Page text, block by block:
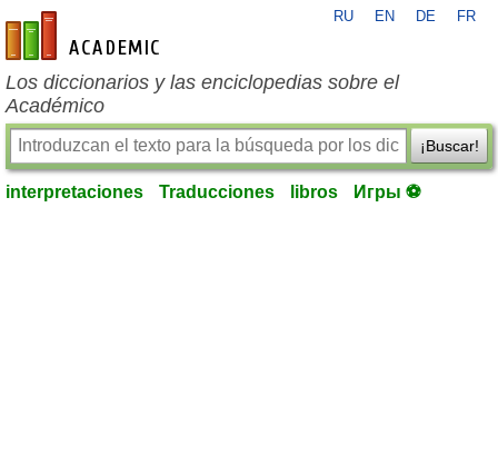
es-academic.com
RU EN DE FR
Los diccionarios y las enciclopedias sobre el
Académico
¡Buscar!
interpretaciones Traducciones libros Игры ⚽